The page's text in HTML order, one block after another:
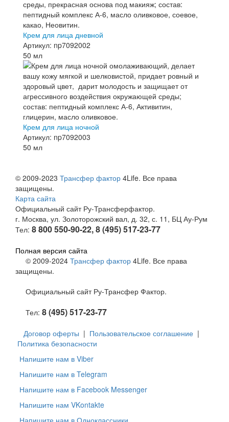
Крем для лица дневной
Артикул: np7092002
50 мл
Крем для лица ночной
Артикул: np7092003
50 мл
© 2009-2023 Трансфер фактор 4Life. Все права
защищены.
Карта сайта
Официальный сайт Ру-Трансферфактор.
г. Москва, ул. Золоторожский вал, д. 32, с. 11, БЦ Ау-Рум
Тел: 8 800 550-90-22, 8 (495) 517-23-77
Полная версия сайта
© 2009-2024 Трансфер фактор 4Life. Все права
защищены.
Официальный сайт Ру-Трансфер Фактор.
Тел: 8 (495) 517-23-77
Договор оферты | Пользовательское соглашение |
Политика безопасности
Напишите нам в Viber
Напишите нам в Telegram
Напишите нам в Facebook Messenger
Напишите нам VKontakte
Напишите нам в Одноклассники